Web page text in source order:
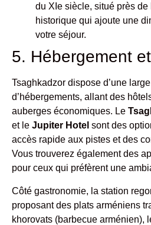
du XIe siècle, situé près
historique qui ajoute une
votre séjour.
5. Hébergement
Tsaghkadzor dispose d’une
d’hébergements, allant des
auberges économiques. Le
et le Jupiter Hotel sont des
accès rapide aux pistes et des
Vous trouverez également des
pour ceux qui préfèrent une
Côté gastronomie, la station
proposant des plats arméniens
khorovats (barbecue arménien),